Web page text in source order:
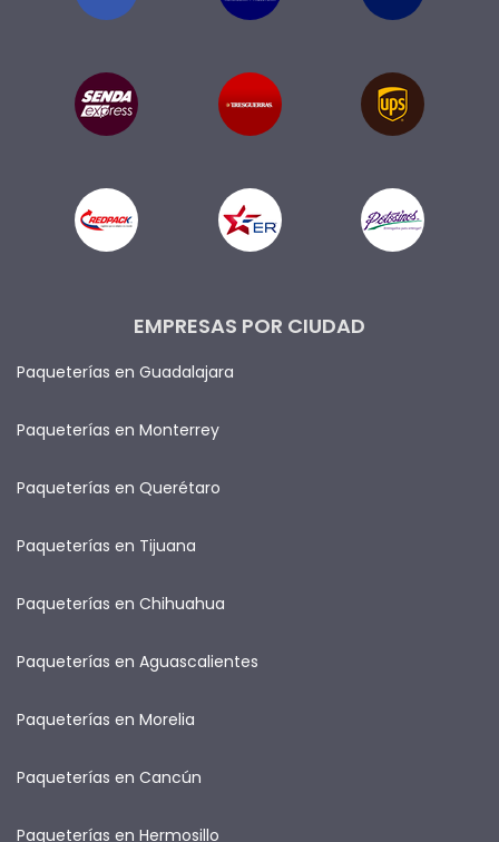
EMPRESAS POR CIUDAD
Paqueterías en Guadalajara
Paqueterías en Monterrey
Paqueterías en Querétaro
Paqueterías en Tijuana
Paqueterías en Chihuahua
Paqueterías en Aguascalientes
Paqueterías en Morelia
Paqueterías en Cancún
Paqueterías en Hermosillo